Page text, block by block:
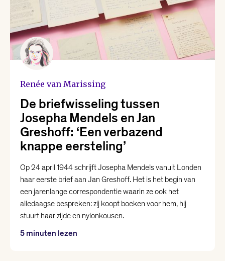
Renée van Marissing
De briefwisseling tussen
Josepha Mendels en Jan
Greshoff: ‘Een verbazend
knappe eersteling’
Op 24 april 1944 schrijft Josepha Mendels vanuit Londen
haar eerste brief aan Jan Greshoff. Het is het begin van
een jarenlange correspondentie waarin ze ook het
alledaagse bespreken: zij koopt boeken voor hem, hij
stuurt haar zijde en nylonkousen.
5 minuten lezen